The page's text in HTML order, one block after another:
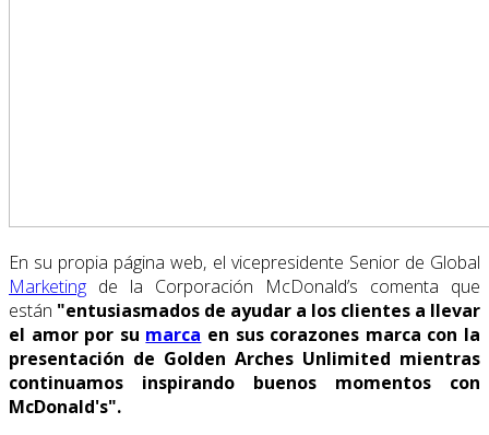
En su propia página web, el vicepresidente Senior de Global
Marketing de la Corporación McDonald’s comenta que
están "entusiasmados de ayudar a los clientes a llevar
el amor por su marca en sus corazones marca con la
presentación de Golden Arches Unlimited mientras
continuamos inspirando buenos momentos con
McDonald's".